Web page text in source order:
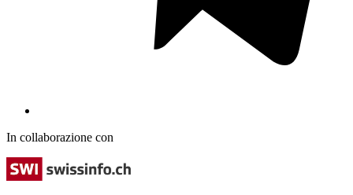
In collaborazione con